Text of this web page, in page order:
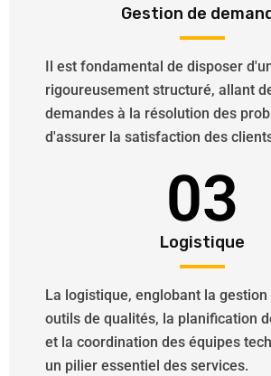
Gestion de
Il est fondamental de disposer
rigoureusement structuré, allant
demandes à la résolution des
d'assurer la satisfaction des
03
Logistique
La logistique, englobant la
outils de qualités, la planification
et la coordination des équipes
un pilier essentiel des services.